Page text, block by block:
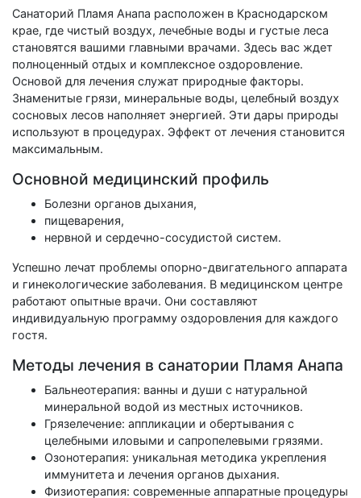
Санаторий Пламя Анапа расположен в Краснодарском
крае, где чистый воздух, лечебные воды и густые леса
становятся вашими главными врачами. Здесь вас ждет
полноценный отдых и комплексное оздоровление.
Основой для лечения служат природные факторы.
Знаменитые грязи, минеральные воды, целебный воздух
сосновых лесов наполняет энергией. Эти дары природы
используют в процедурах. Эффект от лечения становится
максимальным.
Основной медицинский профиль
Болезни органов дыхания,
пищеварения,
нервной и сердечно-сосудистой систем.
Успешно лечат проблемы опорно-двигательного аппарата
и гинекологические заболевания. В медицинском центре
работают опытные врачи. Они составляют
индивидуальную программу оздоровления для каждого
гостя.
Методы лечения в санатории Пламя Анапа
Бальнеотерапия: ванны и души с натуральной
минеральной водой из местных источников.
Грязелечение: аппликации и обертывания с
целебными иловыми и сапропелевыми грязями.
Озонотерапия: уникальная методика укрепления
иммунитета и лечения органов дыхания.
Физиотерапия: современные аппаратные процедуры